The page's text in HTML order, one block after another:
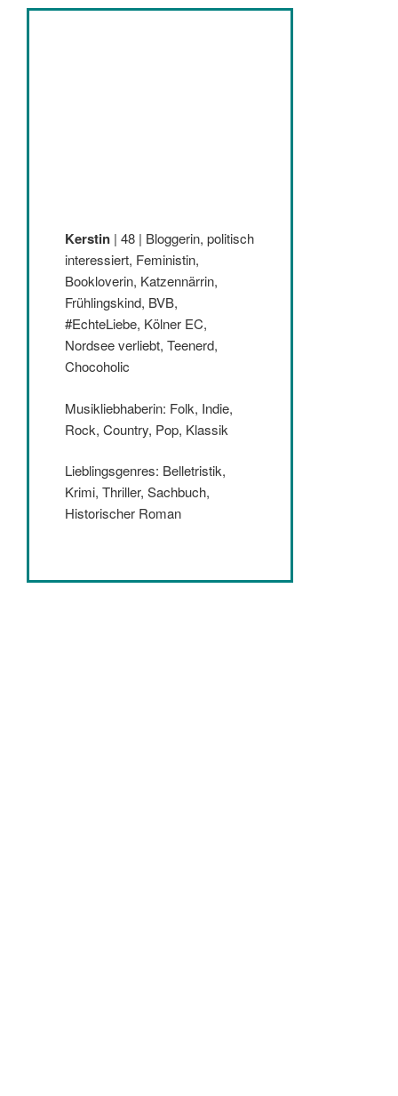
Kerstin | 48 | Bloggerin, politisch
interessiert, Feministin,
Bookloverin, Katzennärrin,
Frühlingskind, BVB,
#EchteLiebe, Kölner EC,
Nordsee verliebt, Teenerd,
Chocoholic
Musikliebhaberin: Folk, Indie,
Rock, Country, Pop, Klassik
Lieblingsgenres: Belletristik,
Krimi, Thriller, Sachbuch,
Historischer Roman